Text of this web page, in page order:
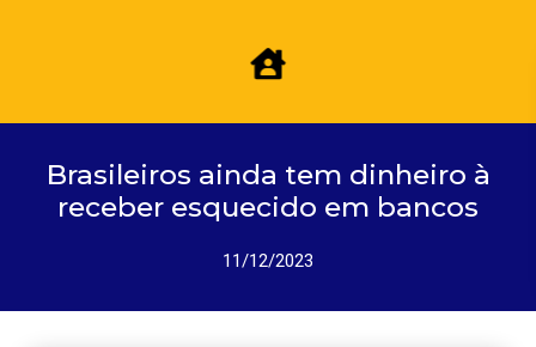
Brasileiros ainda tem dinheiro à
receber esquecido em bancos
11/12/2023